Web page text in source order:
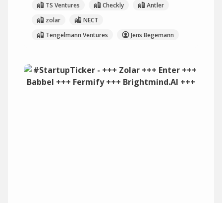
TS Ventures
Checkly
Antler
zolar
NECT
Tengelmann Ventures
Jens Begemann